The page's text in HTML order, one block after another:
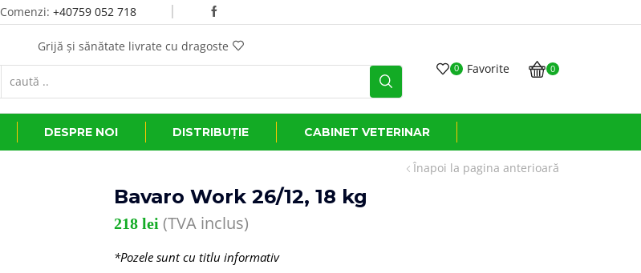
Comenzi: +40759 052 718
Grijă și sănătate livrate cu dragoste
0 Favorite 0
DESPRE NOI DISTRIBUȚIE CABINET VETERINAR
Înapoi la pagina anterioară
Bavaro Work 26/12, 18 kg
218 lei (TVA inclus)
*Pozele sunt cu titlu informativ